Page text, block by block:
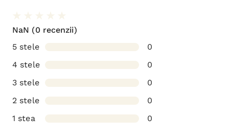
NaN (0 recenzii)
5 stele
0
4 stele
0
3 stele
0
2 stele
0
1 stea
0